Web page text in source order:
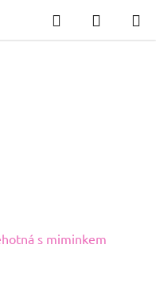
Hledat
KOŠÍK
s miminkem